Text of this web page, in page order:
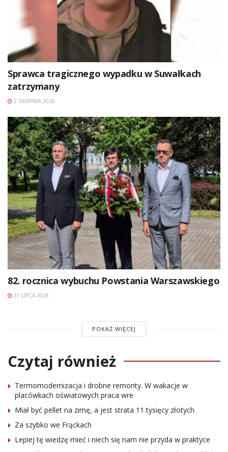
Sprawca tragicznego wypadku w Suwałkach
zatrzymany
2 SIERPNIA 2026
82. rocznica wybuchu Powstania Warszawskiego
31 LIPCA 2026
POKAŻ WIĘCEJ
Czytaj również
Termomodernizacja i drobne remonty. W wakacje w
placówkach oświatowych praca wre
Miał być pellet na zimę, a jest strata 11 tysięcy złotych
Za szybko we Frąckach
Lepiej tę wiedzę mieć i niech się nam nie przyda w praktyce